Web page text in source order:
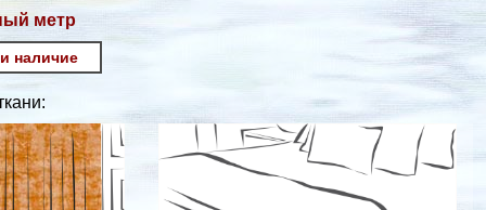
метр
наличие